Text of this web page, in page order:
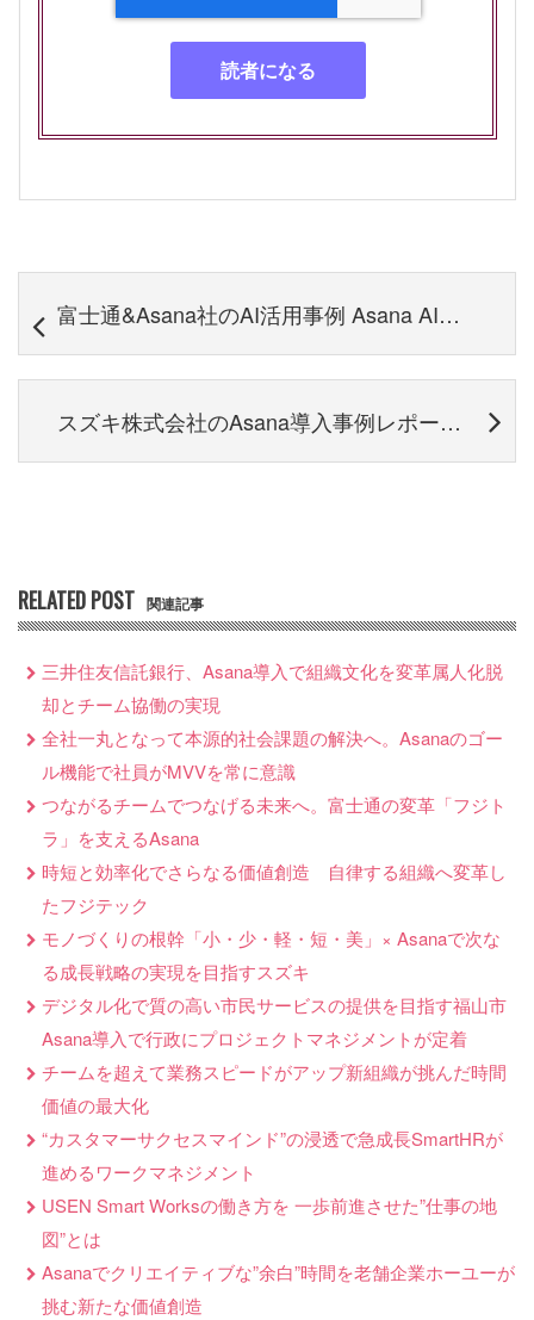
富士通&Asana社のAI活用事例 Asana AIで効率化を超える変革を実現
スズキ株式会社のAsana導入事例レポート｜管理者として社内活用を定着させた方法とは？
RELATED POST 関連記事
三井住友信託銀行、Asana導入で組織文化を変革属人化脱
却とチーム協働の実現
全社一丸となって本源的社会課題の解決へ。Asanaのゴー
ル機能で社員がMVVを常に意識
つながるチームでつなげる未来へ。富士通の変革「フジト
ラ」を支えるAsana
時短と効率化でさらなる価値創造 自律する組織へ変革し
たフジテック
モノづくりの根幹「小・少・軽・短・美」× Asanaで次な
る成長戦略の実現を目指すスズキ
デジタル化で質の高い市民サービスの提供を目指す福山市
Asana導入で行政にプロジェクトマネジメントが定着
チームを超えて業務スピードがアップ新組織が挑んだ時間
価値の最大化
“カスタマーサクセスマインド”の浸透で急成長SmartHRが
進めるワークマネジメント
USEN Smart Worksの働き方を 一歩前進させた”仕事の地
図”とは
Asanaでクリエイティブな”余白”時間を老舗企業ホーユーが
挑む新たな価値創造